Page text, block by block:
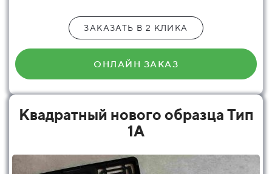
ЗАКАЗАТЬ В 2 КЛИКА
ОНЛАЙН ЗАКАЗ
Квадратный нового образца Тип
1А